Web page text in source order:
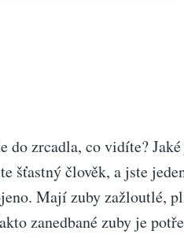
do zrcadla, co vidíte?
šťastný člověk, a jste
Mají zuby zažloutlé,
zanedbané zuby je